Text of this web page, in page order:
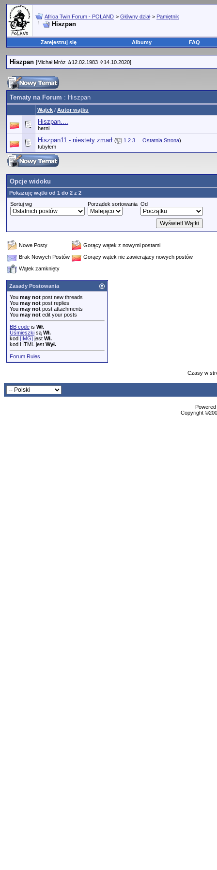
Africa Twin Forum - POLAND > Główny dział > Pamiętnik
Hiszpan
Zarejestruj się Albumy FAQ
Hiszpan [Michał Mróz ✰12.02.1983 ✞14.10.2020]
Tematy na Forum : Hiszpan
Wątek / Autor wątku
Hiszpan....
herni
Hiszpan11 - niestety zmarł ( 1 2 3 Ostatnia Strona)
tubyłem
Opcje widoku
Pokazuję wątki od 1 do 2 z 2
Sortuj wg
Porządek sortowania Od
Nowe Posty
Gorący wątek z nowymi postami
Brak Nowych Postów
Gorący wątek nie zawierający nowych postów
Wątek zamknięty
Zasady Postowania
You may not post new threads
You may not post replies
You may not post attachments
You may not edit your posts
BB code is Wł.
Uśmieszki są Wł.
kod [IMG] jest Wł.
kod HTML jest Wył.
Forum Rules
Czasy w
Copyright